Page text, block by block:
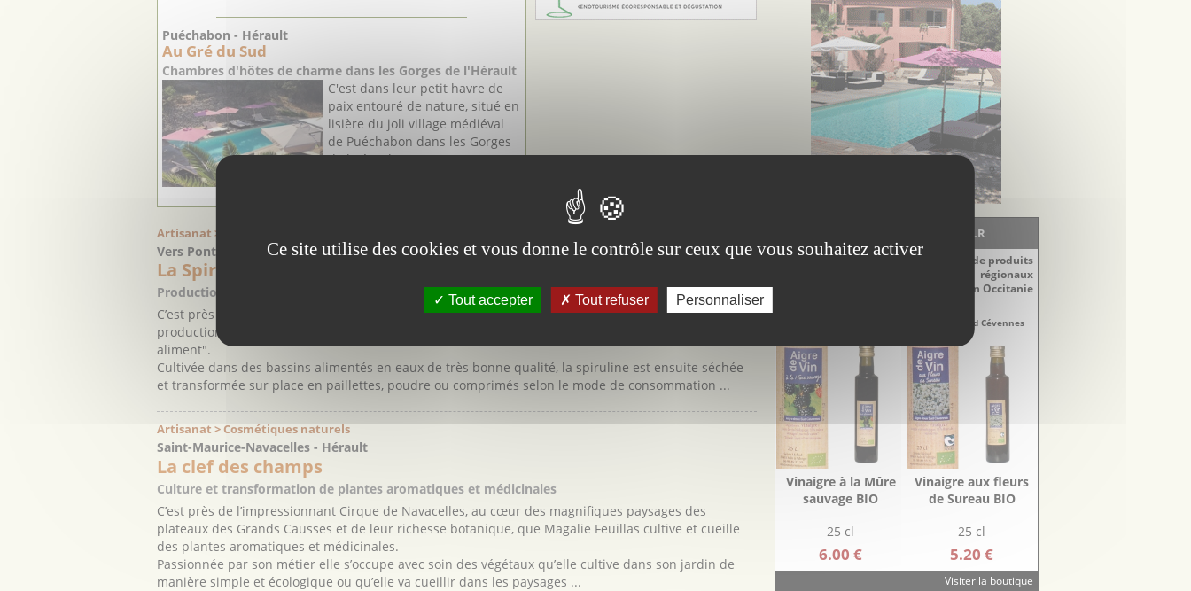
Puéchabon - Hérault
Au Gré du Sud
Chambres d'hôtes de charme dans les Gorges de l'Hérault
C'est dans leur petit havre de
paix entouré de nature, situé en
lisière du joli village médiéval
de Puéchabon dans les Gorges
de l’Hérault, que vous
Artisanat > Diététique et santé
Vers Pont du Gard - Gard
La Spiruline du Pont du Gard
Production artisanale de Spiruline, un super-aliment riche en bienfaits
C’est près du célèbre aqueduc du Pont du Gard que Thomas Mauvezin a installé sa ferme de
production de spiruline, une micro-algue aux vertus exceptionnelles considérée comme un "super-
aliment".
Cultivée dans des bassins alimentés en eaux de très bonne qualité, la spiruline est ensuite séchée
et transformée sur place en paillettes, poudre ou comprimés selon le mode de consommation ...
Artisanat > Cosmétiques naturels
Saint-Maurice-Navacelles - Hérault
La clef des champs
Culture et transformation de plantes aromatiques et médicinales
C’est près de l’impressionnant Cirque de Navacelles, au cœur des magnifiques paysages des
plateaux des Grands Causses et de leur richesse botanique, que Magalie Feuillas cultive et cueille
des plantes aromatiques et médicinales.
Passionnée par son métier elle s’occupe avec soin des végétaux qu’elle cultive dans son jardin de
manière simple et écologique ou qu’elle va cueillir dans les paysages ...
LA BOUTIQUE - EscapadesLR
Découvrez notre sélection de produits
régionaux
du Languedoc-Roussillon en Occitanie
Vinaigre à la Mûre
sauvage BIO
25 cl
6.00 €
Aigre-Doux Sud Cévennes
Vinaigre aux fleurs
de Sureau BIO
25 cl
5.20 €
Visiter la boutique
Ce site utilise des cookies et vous donne le contrôle sur ceux que vous souhaitez activer
Tout accepter Tout refuser Personnaliser